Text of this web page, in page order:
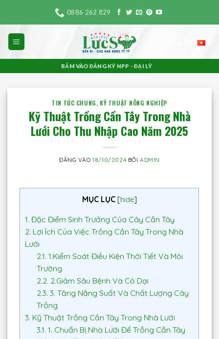
nội
dung
0886 262 829
BẤM VÀO ĐĂNG KÝ NPP - ĐẠI LÝ
TIN TỨC CHUNG, KỸ THUẬT NÔNG NGHIỆP
Kỹ Thuật Trồng Cần Tây Trong Nhà
Lưới Cho Thu Nhập Cao Năm 2025
ĐĂNG VÀO18/10/2024 BỞIADMIN
MỤC LỤC [hide]
1. Đặc Điểm Sinh Trưởng Của Cây Cần Tây
2. Lợi Ích Của Việc Trồng Cần Tây Trong Nhà
Lưới
2.1. 1.Kiểm Soát Điều Kiện Thời Tiết Và Môi
Trường
2.2. 2.Giảm Sâu Bệnh Và Cỏ Dại
2.3. 3. Tăng Năng Suất Và Chất Lượng Cây
Trồng
3. Kỹ Thuật Trồng Cần Tây Trong Nhà Lưới
3.1. 1. Chuẩn Bị Nhà Lưới Để Trồng Cần Tây